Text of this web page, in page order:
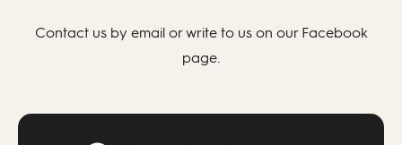
Contact us by email or write to us on our Facebook
page.